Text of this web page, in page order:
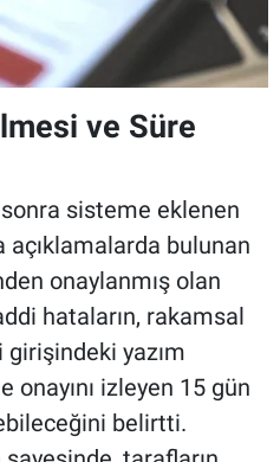
ve Süre
sisteme eklenen
açıklamalarda bulunan
onaylanmış olan
hataların, rakamsal
girişindeki yazım
izleyen 15 gün
belirtti.